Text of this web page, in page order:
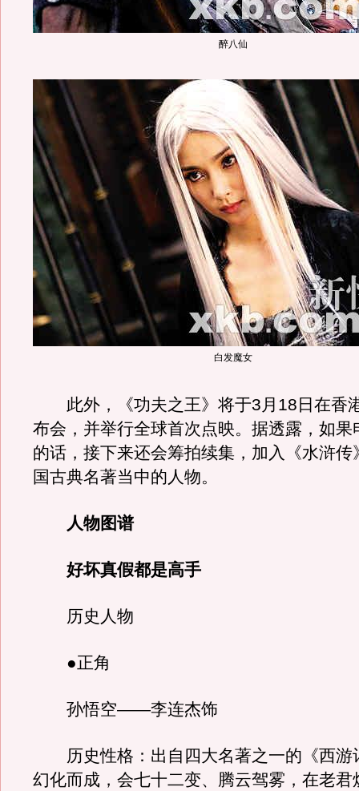
醉八仙
白发魔女
此外，《功夫之王》将于3月18日在香
布会，并举行全球首次点映。据透露，如果
的话，接下来还会筹拍续集，加入《水浒传
国古典名著当中的人物。
人物图谱
好坏真假都是高手
历史人物
●正角
孙悟空——李连杰饰
历史性格：出自四大名著之一的《西游
幻化而成，会七十二变、腾云驾雾，在老君